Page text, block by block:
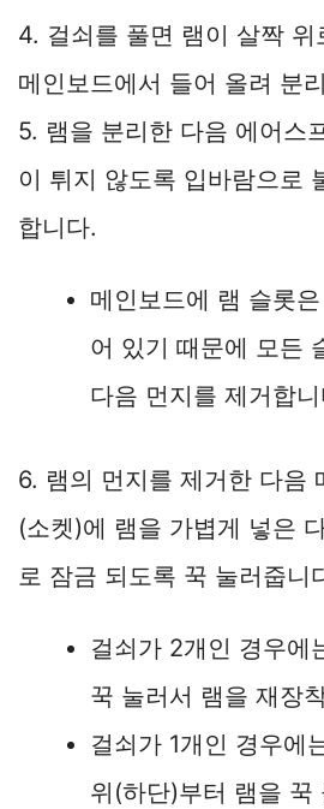
4. 걸쇠를 풀면 램이 살짝 위
메인보드에서 들어 올려 분
5. 램을 분리한 다음 에어스
이 튀지 않도록 입바람으로
합니다.
메인보드에 램 슬롯
어 있기 때문에 모든
다음 먼지를 제거합
6. 램의 먼지를 제거한 다음
(소켓)에 램을 가볍게 넣은
로 잠금 되도록 꾹 눌러줍니
걸쇠가 2개인 경우에
꾹 눌러서 램을 재장
걸쇠가 1개인 경우에
위(하단)부터 램을 꾹